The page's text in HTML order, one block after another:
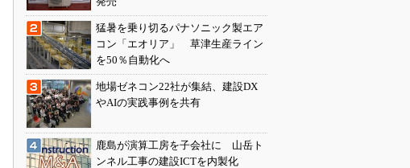
猛暑を乗り切るパナソニック製エア
コン「エオリア」 草津生産ライン
を50％自動化へ
地場ゼネコン22社が集結、建設DX
やAIの実践事例を共有
鹿島が演算工房を子会社に 山岳ト
ンネル工事の建設ICTを内製化